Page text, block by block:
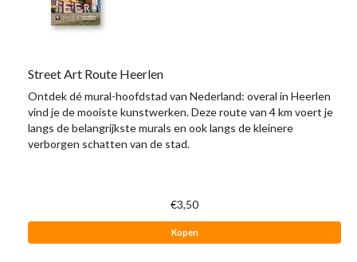
Street Art Route Heerlen
Ontdek dé mural-hoofdstad van Nederland: overal in Heerlen
vind je de mooiste kunstwerken. Deze route van 4 km voert je
langs de belangrijkste murals en ook langs de kleinere
verborgen schatten van de stad.
€3,50
Kopen